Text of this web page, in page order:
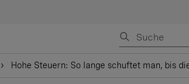
Hohe Steuern: So lange schuftet man, bis